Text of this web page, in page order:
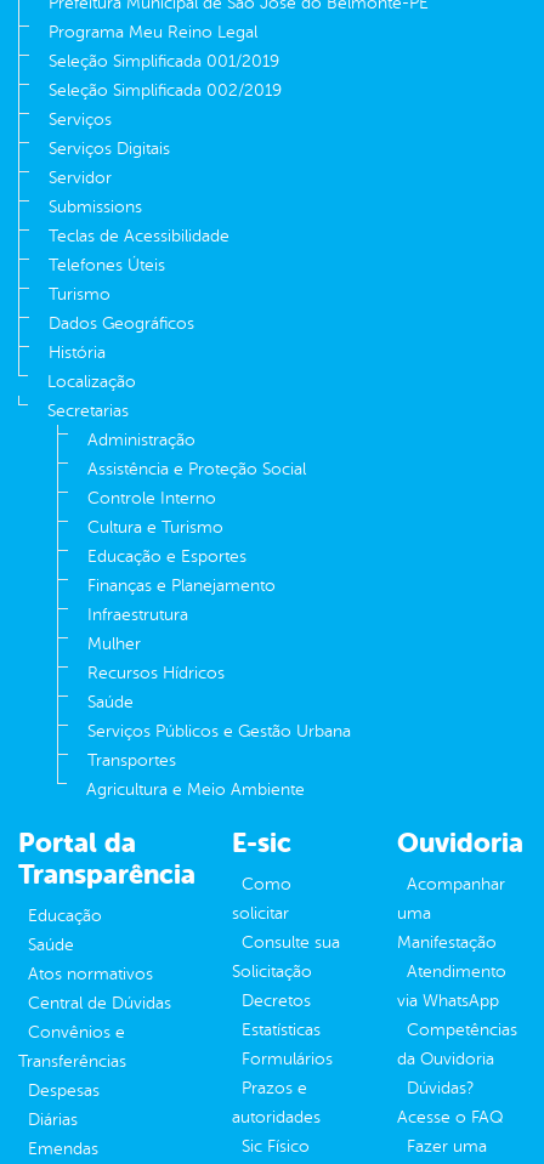
Programa Meu Reino Legal
Seleção Simplificada 001/2019
Seleção Simplificada 002/2019
Serviços
Serviços Digitais
Servidor
Submissions
Teclas de Acessibilidade
Telefones Úteis
Turismo
Dados Geográficos
História
Localização
Secretarias
Administração
Assistência e Proteção Social
Controle Interno
Cultura e Turismo
Educação e Esportes
Finanças e Planejamento
Infraestrutura
Mulher
Recursos Hídricos
Saúde
Serviços Públicos e Gestão Urbana
Transportes
Agricultura e Meio Ambiente
Portal da
Transparência
Educação
Saúde
Atos normativos
Central de Dúvidas
Convênios e
Transferências
Despesas
Diárias
Emendas
E-sic
Como
solicitar
Consulte sua
Solicitação
Decretos
Estatísticas
Formulários
Prazos e
autoridades
Sic Físico
Ouvidoria
Acompanhar
uma
Manifestação
Atendimento
via WhatsApp
Competências
da Ouvidoria
Dúvidas?
Acesse o FAQ
Fazer uma